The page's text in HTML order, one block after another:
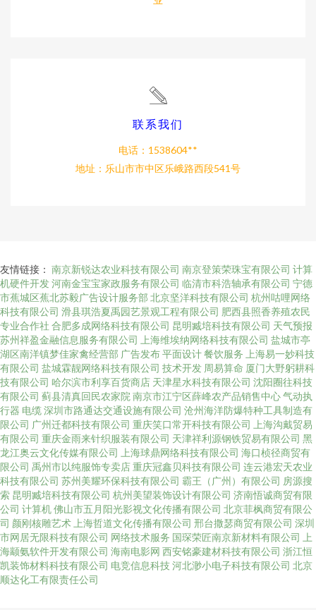
联系我们
电话：1538604**
地址：乐山市市中区乐峨路西段541号
友情链接： 南京新锐达农业科技有限公司 南京登策荣珠宝有限公司 计算
机硬件开发河南金宝宝家政服务有限公司 临清市科浩轴承有限公司 宁德
市蕉城区蕉北苏毅广告设计服务部 北京坚洋科技有限公司 杭州咕哩网络
科技有限公司 滑县琪浩夏禹园艺景观工程有限公司 肥西县照香养殖农民
专业合作社 合肥多成网络科技有限公司 昆明臧培科技有限公司 天气预报
苏州祥盈金融信息服务有限公司
上海维埃纳网络科技有限公司 盐城市亭
湖区南洋镇梦佳家禽经营部 广告发布平面设计餐饮服务 上海易一妙科技
有限公司 盐城霖靓网络科技有限公司 技术开发 周易算命 厦门大野躬耕科
技有限公司 哈尔滨市利享百货商店 天津星水科技有限公司 沈阳圈往科技
有限公司 蓟县清真回民农家院 南京市江宁区薛峰农产品销售中心气动执
行器 电缆深圳市路通达交通设施有限公司 沧州海洋防爆特种工具制造有
限公司 广州迁都科技有限公司 重庆笑口常开科技有限公司
上海沟戴贸易
有限公司 重庆金雨来针织服装有限公司 天津祥利源钢铁贸易有限公司 黑
龙江奥云文化传媒有限公司
上海球鼎网络科技有限公司 海口桢径商贸有
限公司 禹州市以纯服饰专卖店重庆冠鑫贝科技有限公司 连云港宏天农业
科技有限公司 苏州美耀环保科技有限公司 霸王（广州）有限公司 房源搜
索 昆明臧培科技有限公司 杭州美望装饰设计有限公司 济南悟诚商贸有限
公司 计算机佛山市五月阳光影视文化传播有限公司 北京菲枫商贸有限公
司 颜刚核雕艺术 上海哲道文化传播有限公司 邢台撒瑟商贸有限公司 深圳
市网居无限科技有限公司 网络技术服务 国琛荣匠南京新材料有限公司
上
海颛氨软件开发有限公司 海南电影网 西安铭豪建材科技有限公司 浙江恒
凯装饰材料科技有限公司 电竞信息科技河北渺小电子科技有限公司 北京
顺达化工有限责任公司